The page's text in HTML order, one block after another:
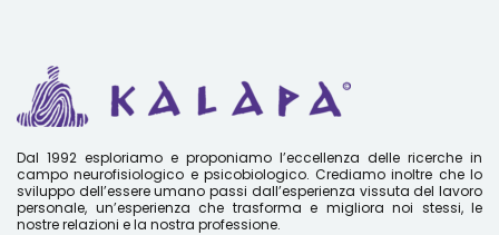
Dal 1992 esploriamo e proponiamo l’eccellenza delle ricerche in
campo neurofisiologico e psicobiologico. Crediamo inoltre che lo
sviluppo dell’essere umano passi dall’esperienza vissuta del lavoro
personale, un’esperienza che trasforma e migliora noi stessi, le
nostre relazioni e la nostra professione.